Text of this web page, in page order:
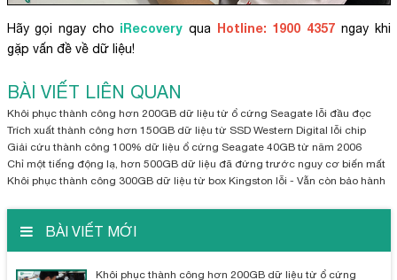
Hãy gọi ngay cho iRecovery qua Hotline: 1900 4357 ngay khi
gặp vấn đề về dữ liệu!
BÀI VIẾT LIÊN QUAN
Khôi phục thành công hơn 200GB dữ liệu từ ổ cứng Seagate lỗi đầu đọc
Trích xuất thành công hơn 150GB dữ liệu từ SSD Western Digital lỗi chip
Giải cứu thành công 100% dữ liệu ổ cứng Seagate 40GB từ năm 2006
Chỉ một tiếng động lạ, hơn 500GB dữ liệu đã đứng trước nguy cơ biến mất
Khôi phục thành công 300GB dữ liệu từ box Kingston lỗi - Vẫn còn bảo hành
BÀI VIẾT MỚI
Khôi phục thành công hơn 200GB dữ liệu từ ổ cứng